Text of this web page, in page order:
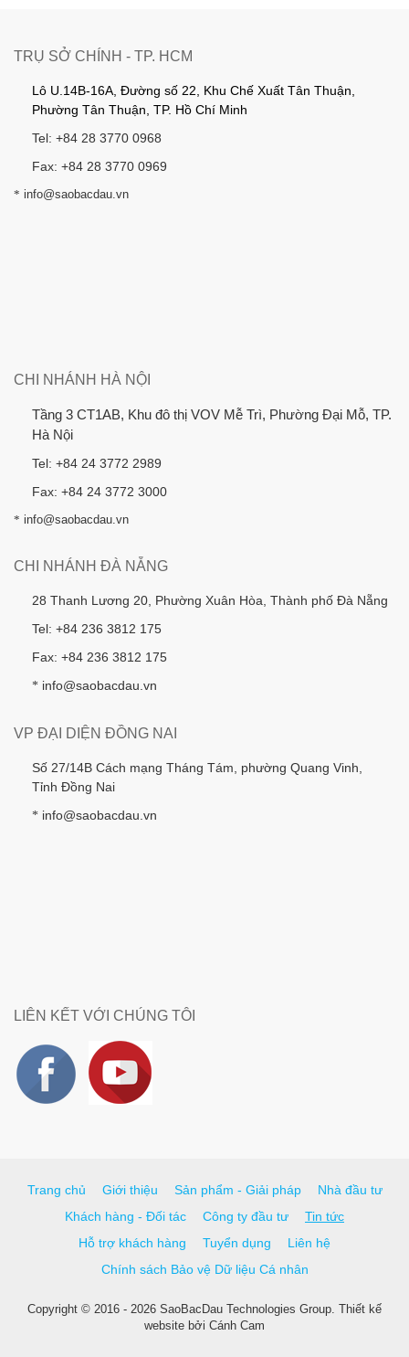
TRỤ SỞ CHÍNH - TP. HCM
Lô U.14B-16A, Đường số 22, Khu Chế Xuất Tân Thuận,
Phường Tân Thuận, TP. Hồ Chí Minh
Tel: +84 28 3770 0968
Fax: +84 28 3770 0969
* info@saobacdau.vn
CHI NHÁNH HÀ NỘI
Tầng 3 CT1AB, Khu đô thị VOV Mễ Trì, Phường Đại Mỗ, TP.
Hà Nội
Tel: +84 24 3772 2989
Fax: +84 24 3772 3000
* info@saobacdau.vn
CHI NHÁNH ĐÀ NẴNG
28 Thanh Lương 20, Phường Xuân Hòa, Thành phố Đà Nẵng
Tel: +84 236 3812 175
Fax: +84 236 3812 175
* info@saobacdau.vn
VP ĐẠI DIỆN ĐỒNG NAI
Số 27/14B Cách mạng Tháng Tám, phường Quang Vinh,
Tỉnh Đồng Nai
* info@saobacdau.vn
LIÊN KẾT VỚI CHÚNG TÔI
Trang chủ Giới thiệu Sản phẩm - Giải pháp
Nhà đầu tư
Khách hàng - Đối tác
Công ty đầu tư
Tin tức
Hỗ trợ khách hàng
Tuyển dụng
Liên hệ
Chính sách Bảo vệ Dữ liệu Cá nhân
Copyright © 2016 - 2026 SaoBacDau Technologies Group. Thiết kế
website bởi Cánh Cam